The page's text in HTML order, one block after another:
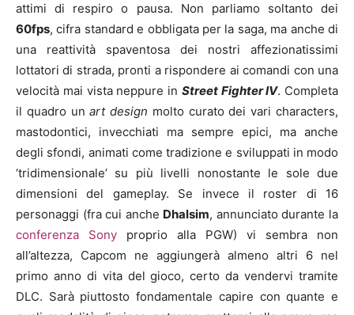
attimi di respiro o pausa. Non parliamo soltanto dei
60fps, cifra standard e obbligata per la saga, ma anche di
una reattività spaventosa dei nostri affezionatissimi
lottatori di strada, pronti a rispondere ai comandi con una
velocità mai vista neppure in Street Fighter IV. Completa
il quadro unart design molto curato dei vari characters,
mastodontici, invecchiati ma sempre epici, ma anche
degli sfondi, animati come tradizione e sviluppati in modo
‘tridimensionale’ su più livelli nonostante le sole due
dimensioni del gameplay. Se invece il roster di 16
personaggi (fra cui anche Dhalsim, annunciato durante la
conferenza Sony proprio alla PGW) vi sembra non
all’altezza, Capcom ne aggiungerà almeno altri 6 nel
primo anno di vita del gioco, certo da vendervi tramite
DLC. Sarà piuttosto fondamentale capire con quante e